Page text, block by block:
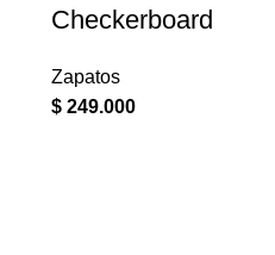
Checkerboard
Zapatos
$249.000